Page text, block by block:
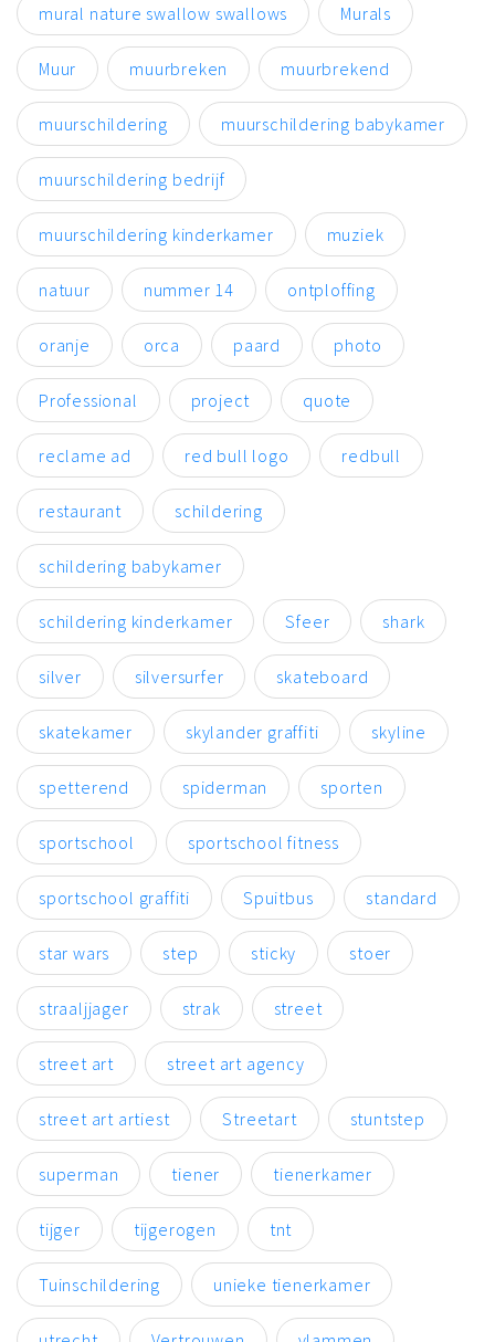
mural nature swallow swallows Murals
Muur muurbreken muurbrekend
muurschildering muurschildering babykamer
muurschildering bedrijf
muurschildering kinderkamer muziek
natuur nummer 14 ontploffing
oranje orca paard photo
Professional project quote
reclame ad red bull logo redbull
restaurant schildering
schildering babykamer
schildering kinderkamer Sfeer shark
silver silversurfer skateboard
skatekamer skylander graffiti skyline
spetterend spiderman sporten
sportschool sportschool fitness
sportschool graffiti Spuitbus standard
star wars step sticky stoer
straaljjager strak street
street art street art agency
street art artiest Streetart stuntstep
superman tiener tienerkamer
tijger tijgerogen tnt
Tuinschildering unieke tienerkamer